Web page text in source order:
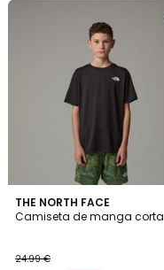
THE NORTH FACE
Camiseta de manga corta
24.99 €
5
/